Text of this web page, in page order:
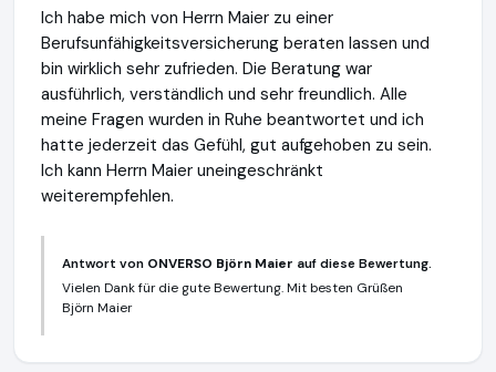
Ich habe mich von Herrn Maier zu einer
Berufsunfähigkeitsversicherung beraten lassen und
bin wirklich sehr zufrieden. Die Beratung war
ausführlich, verständlich und sehr freundlich. Alle
meine Fragen wurden in Ruhe beantwortet und ich
hatte jederzeit das Gefühl, gut aufgehoben zu sein.
Ich kann Herrn Maier uneingeschränkt
weiterempfehlen.
Antwort von ONVERSO Björn Maier auf diese Bewertung.
Vielen Dank für die gute Bewertung. Mit besten Grüßen
Björn Maier